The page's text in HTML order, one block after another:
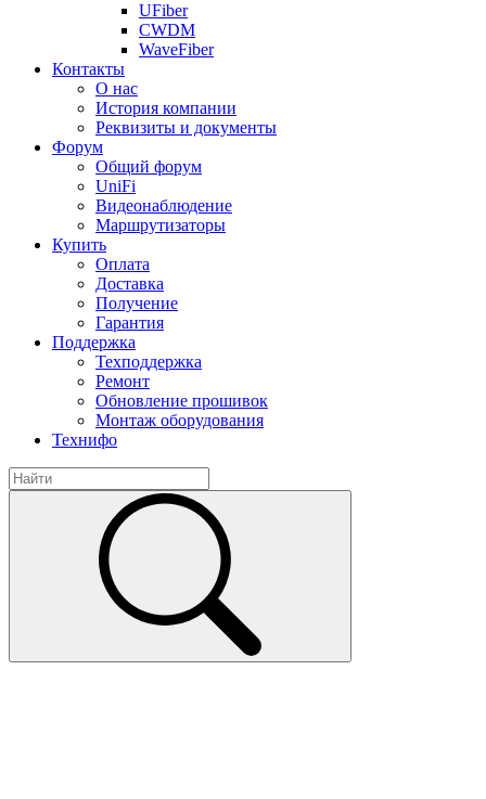
UFiber
CWDM
WaveFiber
Контакты
О нас
История компании
Реквизиты и документы
Форум
Общий форум
UniFi
Видеонаблюдение
Маршрутизаторы
Купить
Оплата
Доставка
Получение
Гарантия
Поддержка
Техподдержка
Ремонт
Обновление прошивок
Монтаж оборудования
Технифо